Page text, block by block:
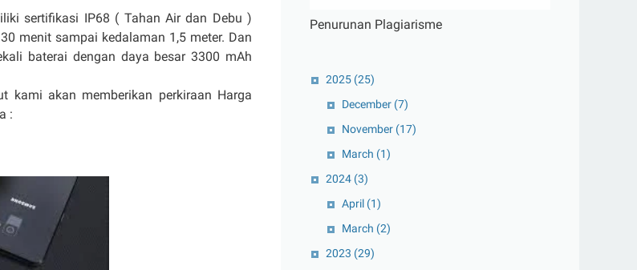
sertifikasi IP68 ( Tahan Air dan Debu )
menit sampai kedalaman 1,5 meter. Dan
baterai dengan daya besar 3300 mAh
kami akan memberikan perkiraan Harga
:
Penurunan Plagiarisme
2025 (25)
December (7)
November (17)
March (1)
2024 (3)
April (1)
March (2)
2023 (29)